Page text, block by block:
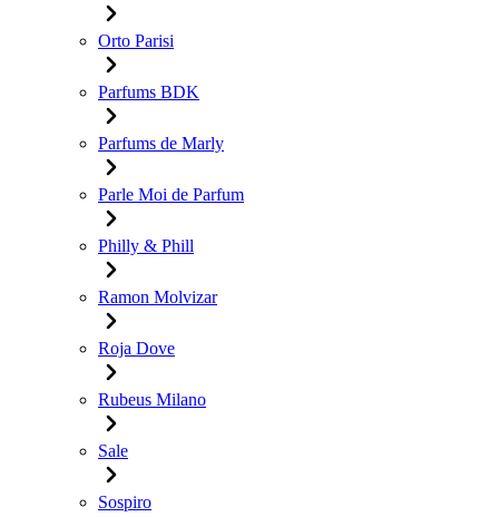
Orto Parisi
Parfums BDK
Parfums de Marly
Parle Moi de Parfum
Philly & Phill
Ramon Molvizar
Roja Dove
Rubeus Milano
Sale
Sospiro